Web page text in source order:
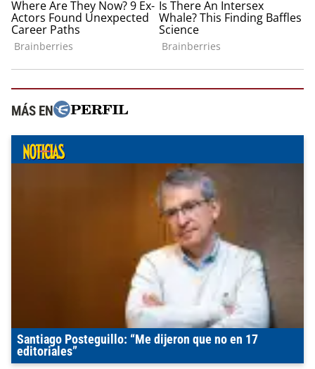
MÁS EN
Santiago Posteguillo: “Me dijeron que no en 17
editoriales”